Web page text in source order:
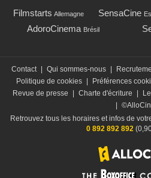
Filmstarts Allemagne SensaCine
AdoroCinema Brésil
Contact Qui sommes-nous
Politique de cookies
Préférences
Revue de presse
Charte d'écriture
Retrouvez tous les horaires et infos de
0 892 892 892